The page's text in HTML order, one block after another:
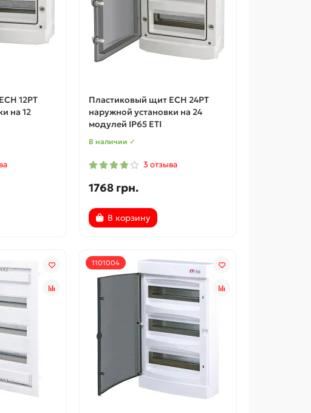
12PT
на 12
Пластиковый щит ECH 24PT
наружной установки на 24
модулей IP65 ETI
В наличии ✓
3 отзыва
1768 грн.
В корзину
1101004